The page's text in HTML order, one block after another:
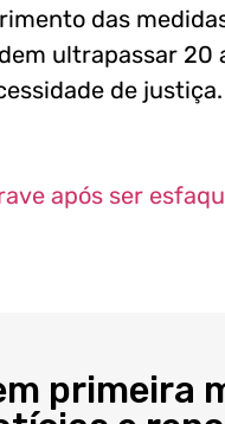
das
ultrapassar
de justiça.
após ser
primeira